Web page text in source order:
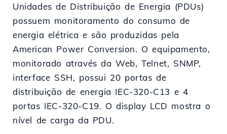
Unidades de Distribuição de Energia (PDUs)
possuem monitoramento do consumo de
energia elétrica e são produzidas pela
American Power Conversion. O equipamento,
monitorado através da Web, Telnet, SNMP,
interface SSH, possui 20 portas de
distribuição de energia IEC-320-C13 e 4
portas IEC-320-C19. O display LCD mostra o
nível de carga da PDU.